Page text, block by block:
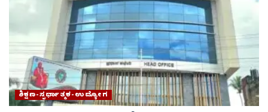
ಶಿಕ್ಷಣ-ಸ್ಪರ್ಧಾತ್ಮಕ-ಉದ್ಯೋಗ